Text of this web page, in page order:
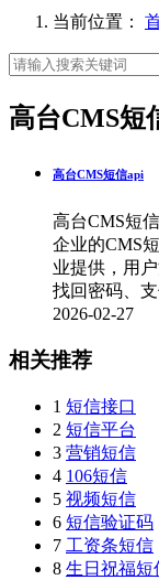
当前位置：
高台CMS短
高台CMS短信api
高台CMS短
企业的CMS
业提供，用
找回密码、
2026-02-27
相关推荐
1 短信接口
2 短信平台
3 营销短信
4 106短信
5 视频短信
6 短信验证码
7 工资条短信
8 生日祝福短